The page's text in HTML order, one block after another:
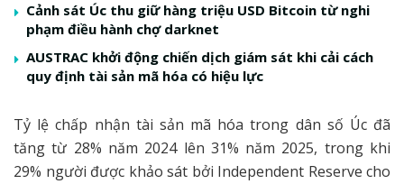
Cảnh sát Úc thu giữ hàng triệu USD Bitcoin từ nghi
phạm điều hành chợ darknet
AUSTRAC khởi động chiến dịch giám sát khi cải cách
quy định tài sản mã hóa có hiệu lực
Tỷ lệ chấp nhận tài sản mã hóa trong dân số Úc đã
tăng từ 28% năm 2024 lên 31% năm 2025, trong khi
29% người được khảo sát bởi Independent Reserve cho